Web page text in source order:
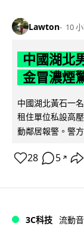
Lawton 10
中國湖北
金冒濃煙
中國湖北黃石一
租住單位私設高
動鄰居報警。警
28 5 ↗
3C科技 流動